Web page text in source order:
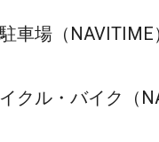
車場（NAVITIME
クル・バイク（